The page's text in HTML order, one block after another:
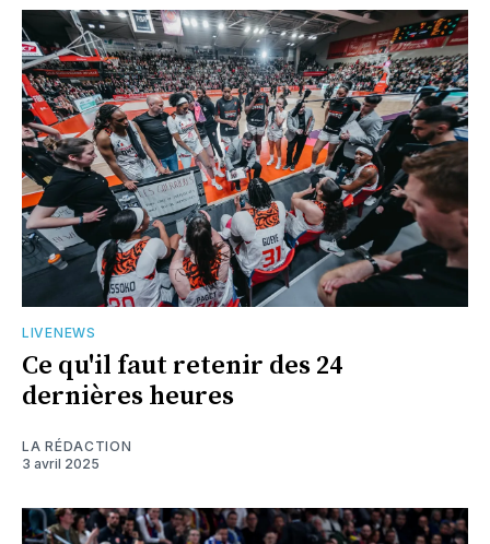
LIVENEWS
Ce qu'il faut retenir des 24
dernières heures
LA RÉDACTION
3 avril 2025